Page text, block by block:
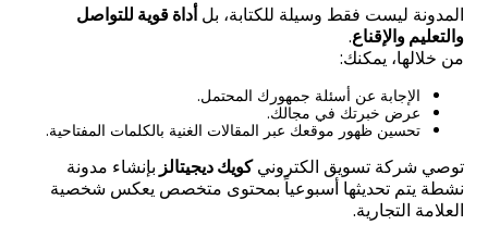
المدونة ليست فقط وسيلة للكتابة، بلأداة قوية للتواصل
والتعليم والإقناع.
من خلالها، يمكنك:
الإجابة عن أسئلة جمهورك المحتمل.
عرض خبرتك في مجالك.
تحسين ظهور موقعك عبر المقالات الغنية بالكلمات المفتاحية.
توصي شركة تسويق الكترونيكويك ديجيتالز بإنشاء مدونة
نشطة يتم تحديثها أسبوعياً بمحتوى متخصص يعكس شخصية
العلامة التجارية.